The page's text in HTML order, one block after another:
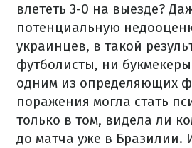
влететь 3-0 на выезде?
потенциальную
украинцев, в такой
футболисты, ни
одним из определяющих
поражения могла стать
только в том, видела ли
до матча уже в Бразилии.